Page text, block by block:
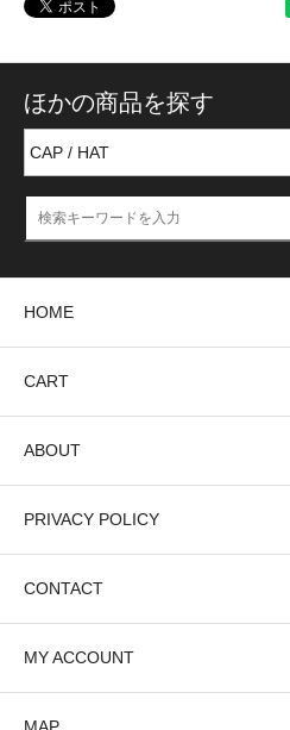
ほかの商品を探す
HOME
CART
ABOUT
PRIVACY POLICY
CONTACT
MY ACCOUNT
MAP